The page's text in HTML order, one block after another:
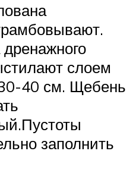
слоем
40 см. Щебень
заполнить